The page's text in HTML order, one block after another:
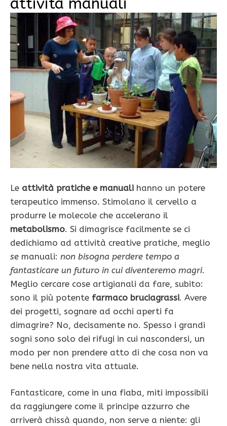
Le attività pratiche e manuali hanno un potere
terapeutico immenso. Stimolano il cervello a
produrre le molecole che accelerano il
metabolismo. Si dimagrisce facilmente se ci
dedichiamo ad attività creative pratiche, meglio
se manuali: non bisogna perdere tempo a
fantasticare un futuro in cui diventeremo magri.
Meglio cercare cose artigianali da fare, subito:
sono il più potente farmaco bruciagrassi. Avere
dei progetti, sognare ad occhi aperti fa
dimagrire? No, decisamente no. Spesso i grandi
sogni sono solo dei rifugi in cui nascondersi, un
modo per non prendere atto di che cosa non va
bene nella nostra vita attuale.
Fantasticare, come in una fiaba, miti impossibili
da raggiungere come il principe azzurro che
arriverà chissà quando, non serve a niente: gli